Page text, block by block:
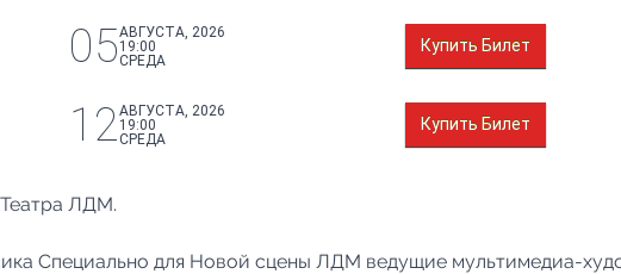
05АВГУСТА, 2026
19:00
СРЕДА
Купить Билет
12АВГУСТА, 2026
19:00
СРЕДА
Купить Билет
ЛДМ.
Специально для Новой сцены ЛДМ ведущие мультимедиа-